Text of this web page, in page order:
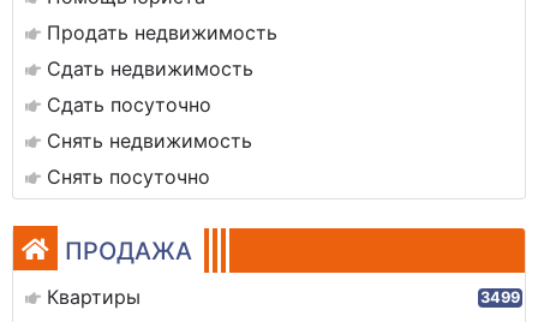
Продать недвижимость
Сдать недвижимость
Сдать посуточно
Снять недвижимость
Снять посуточно
ПРОДАЖА
Квартиры 3499